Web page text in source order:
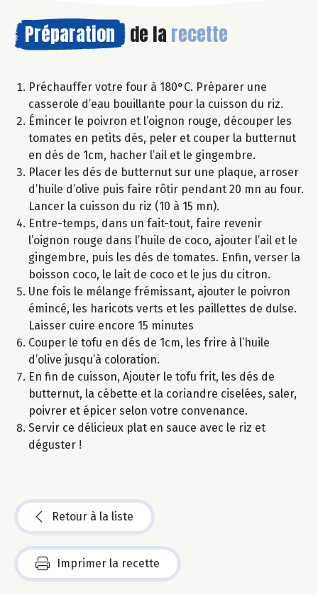
Préparation de la recette
Préchauffer votre four à 180°C. Préparer une
casserole d’eau bouillante pour la cuisson du riz.
Émincer le poivron et l’oignon rouge, découper les
tomates en petits dés, peler et couper la butternut
en dés de 1cm, hacher l’ail et le gingembre.
Placer les dés de butternut sur une plaque, arroser
d’huile d’olive puis faire rôtir pendant 20 mn au four.
Lancer la cuisson du riz (10 à 15 mn).
Entre-temps, dans un fait-tout, faire revenir
l’oignon rouge dans l’huile de coco, ajouter l’ail et le
gingembre, puis les dés de tomates. Enfin, verser la
boisson coco, le lait de coco et le jus du citron.
Une fois le mélange frémissant, ajouter le poivron
émincé, les haricots verts et les paillettes de dulse.
Laisser cuire encore 15 minutes
Couper le tofu en dés de 1cm, les frire à l’huile
d’olive jusqu’à coloration.
En fin de cuisson, Ajouter le tofu frit, les dés de
butternut, la cébette et la coriandre ciselées, saler,
poivrer et épicer selon votre convenance.
Servir ce délicieux plat en sauce avec le riz et
déguster !
Retour à la liste
Imprimer la recette